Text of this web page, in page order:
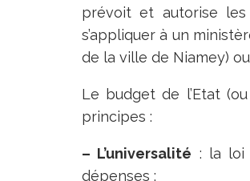
prévoit et autorise
s’appliquer à un
de la ville de Niamey)
Le budget de l’Etat
principes :
– L’universalité : la loi
dépenses ;